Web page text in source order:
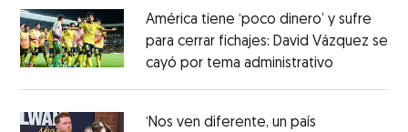
América tiene ‘poco dinero’ y sufre
para cerrar fichajes: David Vázquez se
cayó por tema administrativo
‘Nos ven diferente, un país